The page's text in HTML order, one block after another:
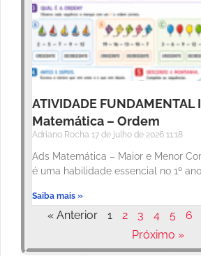
ATIVIDADE FUNDAMENTAL
Matemática – Ordem
Adriano Rocha 17 de julho de 2026 11:18
Ads Matemática – Maior e Menor
é uma habilidade essencial no 1º ano
Saiba mais »
« Anterior 1 2 3 4 5 6
Próximo »